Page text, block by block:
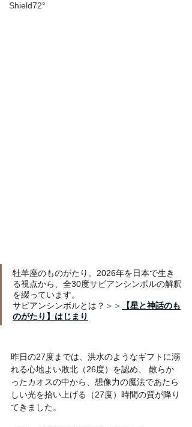
Shield72°
牡羊座のものがたり。2026年を日本で生き
る視点から、全30度サビアンシンボルの解釈
を綴っています。
サビアンシンボルとは？＞＞
【星と神話のも
のがたり】はじまり
昨日の27度までは、洪水のようなギフトに溺
れる心地よい敗北（26度）を認め、 散らか
ったカオスの中から、想像力の魔法であたら
しい光を拾い上げる（27度）時間の質が降り
てきました。